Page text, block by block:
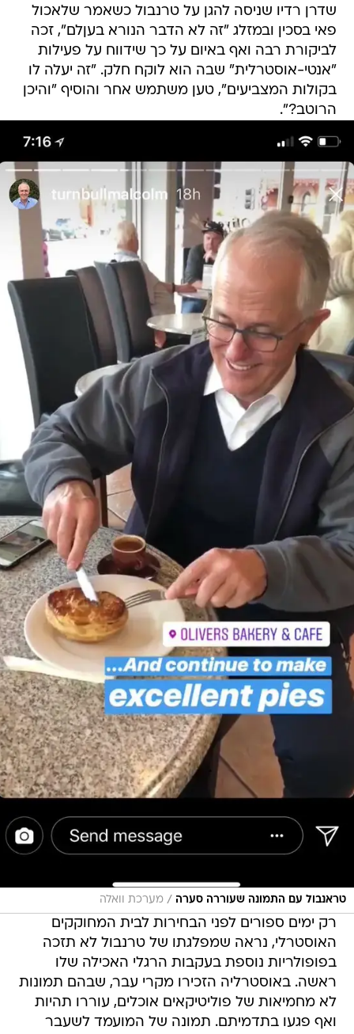
שדרן רדיו שניסה להגן על טרנבול כשאמר שלאכול
פאי בסכין ובמזלג "זה לא הדבר הנורא בעןלם", זכה
לביקורת רבה ואף באיום על כך שידווח על פעילות
"אנטי-אוסטרלית" שבה הוא לוקח חלק. "זה יעלה לו
בקולות המצביעים", טען משתמש אחר והוסיף "והיכן
הרוטב?".
טראנבול עם התמונה שעוררה סערה / מערכת וואלה
רק ימים ספורים לפני הבחירות לבית המחוקקים
האוסטרלי, נראה שמפלגתו של טרנבול לא תזכה
בפופולריות נוספת בעקבות הרגלי האכילה שלו
ראשה. באוסטרליה הזכירו מקרי עבר, שבהם תמונות
לא מחמיאות של פוליטיקאים אוכלים, עוררו תהיות
ואף פגעו בתדמיתם. תמונה של המועמד לשעבר